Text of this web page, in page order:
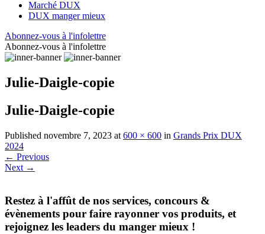
Marché DUX
DUX manger mieux
Abonnez-vous à l'infolettre
Abonnez-vous à l'infolettre
Julie-Daigle-copie
Julie-Daigle-copie
Published novembre 7, 2023 at 600 × 600 in Grands Prix DUX
2024
← Previous
Next →
Restez à l'affût de nos services, concours &
évènements pour faire rayonner vos produits, et
rejoignez les leaders du manger mieux !